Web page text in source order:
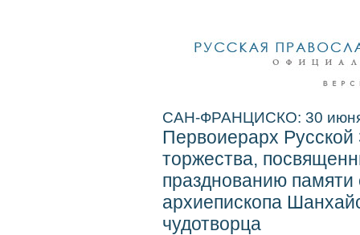
САН-ФРАНЦИСКО: 30 июня
Первоиерарх Русской
торжества,
празднованию памяти
архиепископа
чудотворца